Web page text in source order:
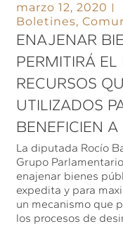
marzo 12, 2020
Boletines,
ENAJENAR
PERMITIRÁ
RECURSOS
UTILIZADOS
BENEFICIEN
La diputada Rocío
Grupo
enajenar bienes
expedita y para
un mecanismo que
los procesos de